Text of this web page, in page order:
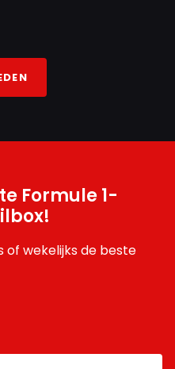
Formule 1-
of wekelijks de beste